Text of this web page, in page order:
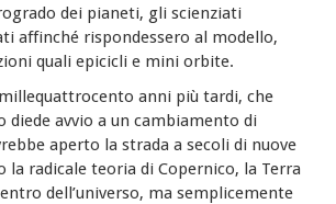
dei pianeti, gli scienziati
affinché rispondessero al modello,
quali epicicli e mini orbite.
anni più tardi, che
diede avvio a un cambiamento di
aperto la strada a secoli di nuove
la radicale teoria di Copernico, la Terra
dell’universo, ma semplicemente